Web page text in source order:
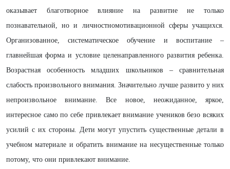
оказывает благотворное влияние на развитие не только
познавательной, но и личностномотивационной сферы учащихся.
Организованное, систематическое обучение и воспитание –
главнейшая форма и условие целенаправленного развития ребенка.
Возрастная особенность младших школьников – сравнительная
слабость произвольного внимания. Значительно лучше развито у них
непроизвольное внимание. Все новое, неожиданное, яркое,
интересное само по себе привлекает внимание учеников безо всяких
усилий с их стороны. Дети могут упустить существенные детали в
учебном материале и обратить внимание на несущественные только
потому, что они привлекают внимание.